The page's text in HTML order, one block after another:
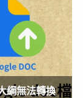
綱無法轉換